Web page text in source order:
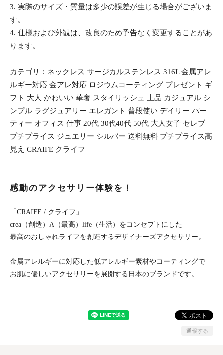
3. 実際のサイズ・質量は多少の誤差が生じる場合がございま
す。
4. 仕様および外観は、改良のため予告なく変更することがあ
ります。
カテゴリ：ネックレス サージカルステンレス 316L 金属アレ
ルギー対応 金アレ対応 ロジウムコーティング プレゼント ギ
フト 大人 かわいい 華奢 スタイリッシュ 上品 カジュアル シ
ンプル ラグジュアリー エレガント 普段使い デイリー パー
ティー オフィス 仕事 20代 30代40代 50代 大人女子 セレブ
プチプライス ジュエリー シルバー 送料無料 プチプライス高
見え CRAIFE クライフ
感動のアクセサリー体験を！
「CRAIFE / クライフ」
crea（創造）A（最高）life（生活）をコンセプトにした
最高のおしゃれライフを創造するデザイナーズアクセサリー。
金属アレルギーに対応した低アレルギー素材やコーティングで
お肌に優しいアクセサリーを展開する日本のブランドです。
通報する